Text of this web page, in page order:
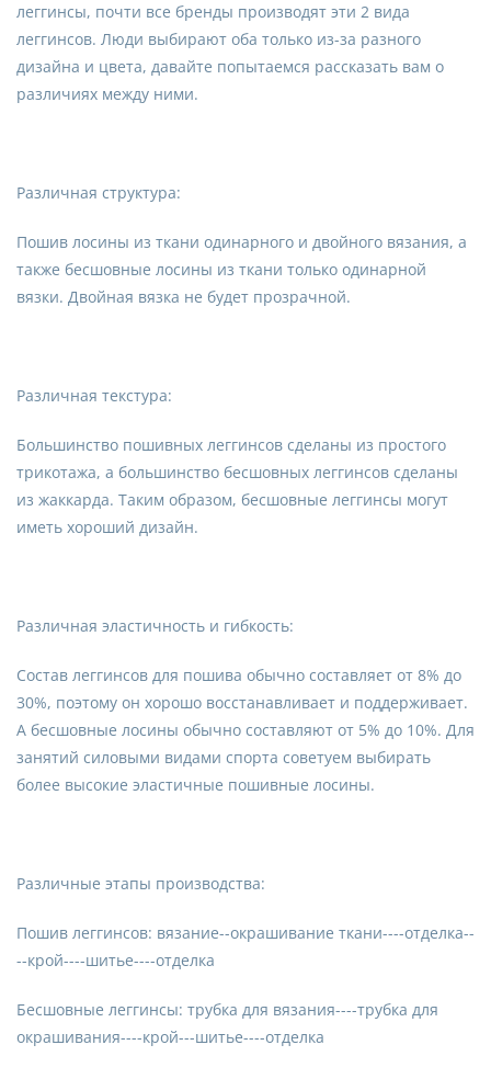
леггинсы, почти все бренды производят эти 2 вида
леггинсов. Люди выбирают оба только из-за разного
дизайна и цвета, давайте попытаемся рассказать вам о
различиях между ними.
Различная структура:
Пошив лосины из ткани одинарного и двойного вязания, а
также бесшовные лосины из ткани только одинарной
вязки. Двойная вязка не будет прозрачной.
Различная текстура:
Большинство пошивных леггинсов сделаны из простого
трикотажа, а большинство бесшовных леггинсов сделаны
из жаккарда. Таким образом, бесшовные леггинсы могут
иметь хороший дизайн.
Различная эластичность и гибкость:
Состав леггинсов для пошива обычно составляет от 8% до
30%, поэтому он хорошо восстанавливает и поддерживает.
А бесшовные лосины обычно составляют от 5% до 10%. Для
занятий силовыми видами спорта советуем выбирать
более высокие эластичные пошивные лосины.
Различные этапы производства:
Пошив леггинсов: вязание--окрашивание ткани----отделка--
--крой----шитье----отделка
Бесшовные леггинсы: трубка для вязания----трубка для
окрашивания----крой---шитье----отделка